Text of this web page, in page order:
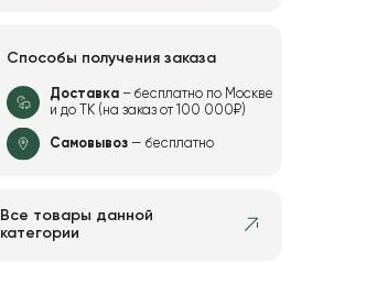
Способы получения заказа
Доставка– бесплатно по Москве
и до ТК (на заказ от 100 000₽)
Самовывоз— бесплатно
Все товары данной
категории